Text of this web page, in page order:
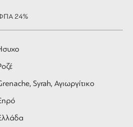
ΦΠΑ 24%
Syrah, Αγιωργίτικο